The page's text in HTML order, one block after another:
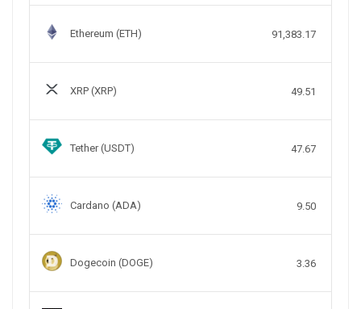
Ethereum (ETH) 91,383.17
XRP (XRP) 49.51
Tether (USDT) 47.67
Cardano (ADA) 9.50
Dogecoin (DOGE) 3.36